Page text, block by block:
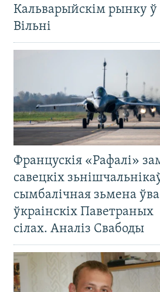
Кальварыйскім рынку ў
Вільні
Францускія «Рафалі»
савецкіх
сымбалічная зьмена ўва
ўкраінскіх Паветраных
сілах. Аналіз Свабоды